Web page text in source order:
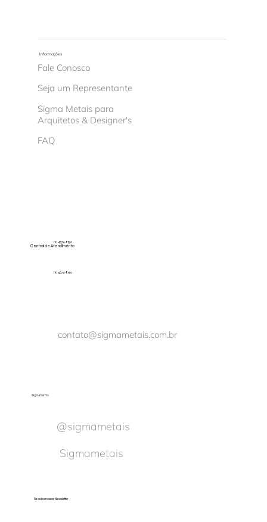
Informações
Fale Conosco
Seja um Representante
Sigma Metais para
Arquitetos & Designer's
FAQ
Central de Atendimento
(11) 4674-8150
(11) 4674-8150
contato@sigmametais.com.br
Siga-nos no:
@sigmametais
Sigmametais
Receba nossas Newsletter